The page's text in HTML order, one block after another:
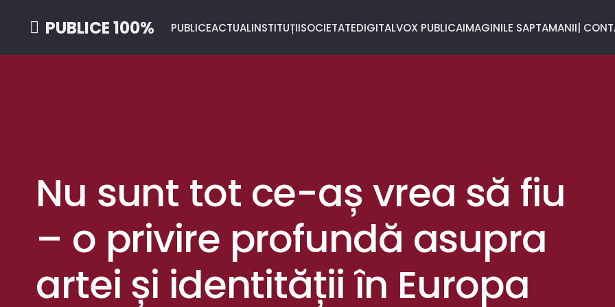
PUBLICE 100% PUBLICEACTUALINSTITUȚIISOCIETATEDIGITALVOX PUBLICAIMAGINILE SAPTAMANII|
Nu sunt tot ce-aș vrea să fiu
– o privire profundă asupra
artei și identității în Europa